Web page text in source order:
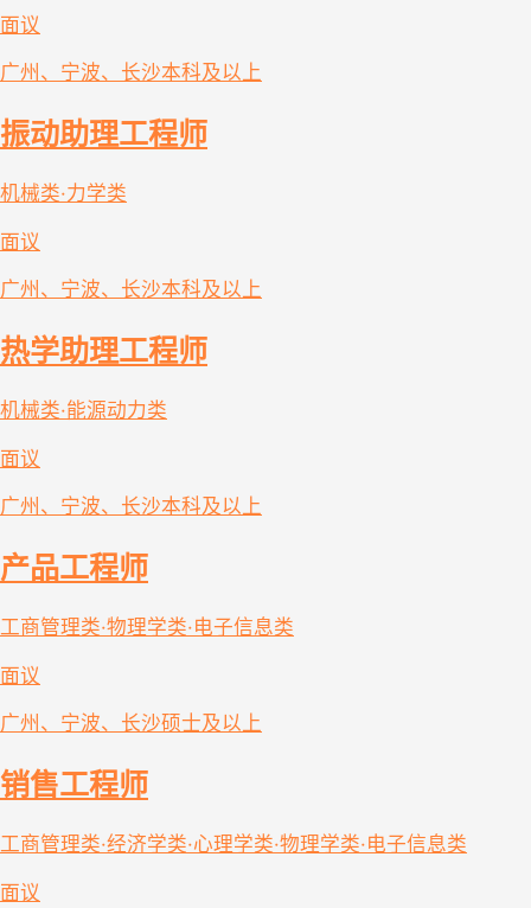
面议
广州、宁波、长沙本科及以上
振动助理工程师
机械类·力学类
面议
广州、宁波、长沙本科及以上
热学助理工程师
机械类·能源动力类
面议
广州、宁波、长沙本科及以上
产品工程师
工商管理类·物理学类·电子信息类
面议
广州、宁波、长沙硕士及以上
销售工程师
工商管理类·经济学类·心理学类·物理学类·电子信息类
面议